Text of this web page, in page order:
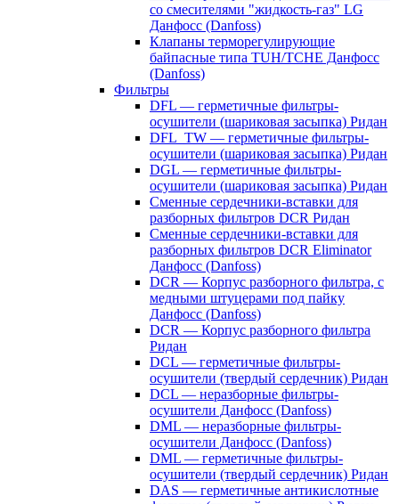
со смесителями "жидкость-газ" LG
Данфосс (Danfoss)
Клапаны терморегулирующие
байпасные типа TUH/TCHE Данфосс
(Danfoss)
Фильтры
DFL — герметичные фильтры-
осушители (шариковая засыпка) Ридан
DFL_TW — герметичные фильтры-
осушители (шариковая засыпка) Ридан
DGL — герметичные фильтры-
осушители (шариковая засыпка) Ридан
Сменные сердечники-вставки для
разборных фильтров DCR Ридан
Сменные сердечники-вставки для
разборных фильтров DCR Eliminator
Данфосс (Danfoss)
DCR — Корпус разборного фильтра, с
медными штуцерами под пайку
Данфосс (Danfoss)
DCR — Корпус разборного фильтра
Ридан
DCL — герметичные фильтры-
осушители (твердый сердечник) Ридан
DCL — неразборные фильтры-
осушители Данфосс (Danfoss)
DML — неразборные фильтры-
осушители Данфосс (Danfoss)
DML — герметичные фильтры-
осушители (твердый сердечник) Ридан
DAS — герметичные антикислотные